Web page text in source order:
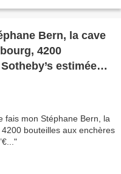
Bern, la cave
4200
estimées